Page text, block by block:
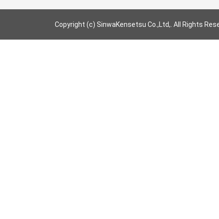
Copyright (c) SinwaKensetsu Co.,Ltd,. All Rights